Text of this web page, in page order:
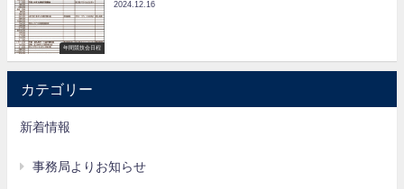
年間競技会日程
2024.12.16
カテゴリー
新着情報
事務局よりお知らせ